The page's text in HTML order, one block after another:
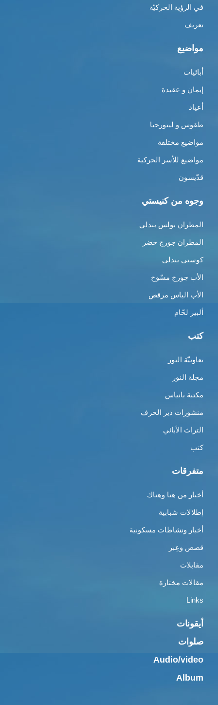
في الرؤية الحركيّة
تعريف
مواضيع
أبائيات
إيمان و عقيدة
أعياد
طقوس و ليتورجيا
مواضيع مختلفة
مواضيع للأسر الحركية
قدّيسون
وجوه من كنيستي
المطران بولس بندلي
المطران جورج خضر
كوستي بندلي
الأب جورج مسّوح
الأب الياس مرقص
ألبير لحّام
كتب
تعاونيّة النور
مجلة النور
مكتبة بانياس
منشورات دير الحرف
التراث الأبائي
كتب
متفرقات
أخبار من هنا وهناك
إطلالات شبابية
أخبار ونشاطات مسكونية
قصص وعِبر
مقابلات
مقالات مختارة
Links
أيقونات
صلوات
Audio/video
Album